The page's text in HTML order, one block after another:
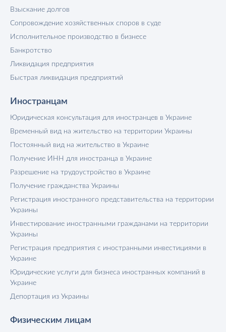
Взыскание долгов
Сопровождение хозяйственных споров в суде
Исполнительное производство в бизнесе
Банкротство
Ликвидация предприятия
Быстрая ликвидация предприятий
Иностранцам
Юридическая консультация для иностранцев в Украине
Временный вид на жительство на территории Украины
Постоянный вид на жительство в Украине
Получение ИНН для иностранца в Украине
Разрешение на трудоустройство в Украине
Получение гражданства Украины
Регистрация иностранного представительства на территории
Украины
Инвестирование иностранными гражданами на территории
Украины
Регистрация предприятия с иностранными инвестициями в
Украине
Юридические услуги для бизнеса иностранных компаний в
Украине
Депортация из Украины
Физическим лицам